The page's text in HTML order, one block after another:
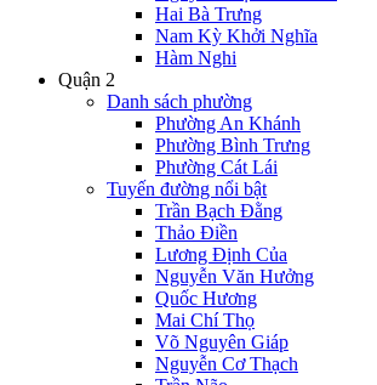
Hai Bà Trưng
Nam Kỳ Khởi Nghĩa
Hàm Nghi
Quận 2
Danh sách phường
Phường An Khánh
Phường Bình Trưng
Phường Cát Lái
Tuyến đường nổi bật
Trần Bạch Đằng
Thảo Điền
Lương Định Của
Nguyễn Văn Hưởng
Quốc Hương
Mai Chí Thọ
Võ Nguyên Giáp
Nguyễn Cơ Thạch